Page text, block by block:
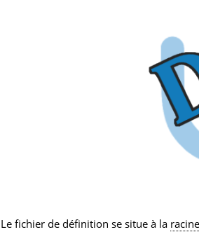
Le fichier de définition se situe à la